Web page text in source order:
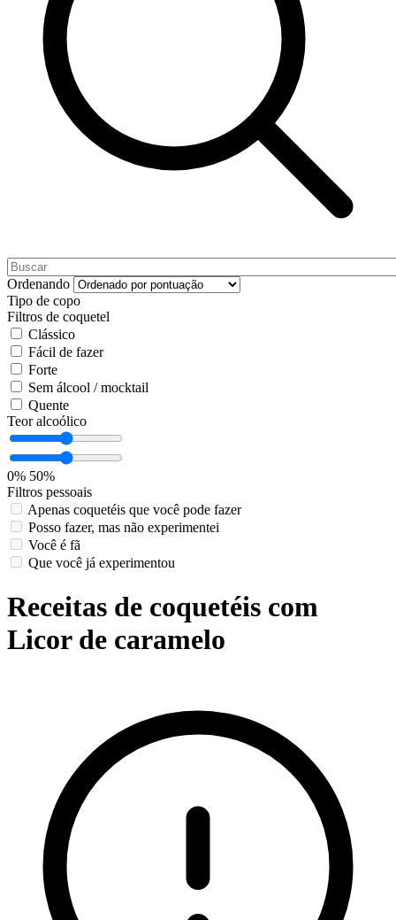
Ordenando
Tipo de copo
Filtros de coquetel
Clássico
Fácil de fazer
Forte
Sem álcool / mocktail
Quente
Teor alcoólico
0% 50%
Filtros pessoais
Apenas coquetéis que você pode fazer
Posso fazer, mas não experimentei
Você é fã
Que você já experimentou
Receitas de coquetéis com
Licor de caramelo